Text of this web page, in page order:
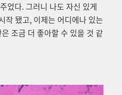
었다. 그러니 나도 자신 있게
작 됐고, 이제는 어디에나 있는
조금 더 좋아할 수 있을 것 같